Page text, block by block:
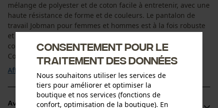
mélange de polyester et de coton facile à entretenir, avec une
haute résistance de forme et de couleurs. Le pantalon de
travail Jobman pour femmes et hommes est à la fois robuste
et élastique, ce qui fait du pantalon de travail 2313 le
complément idéal pour votre tenue de travail actuelle.
Considérant non seulement sa ...
Afficher plus
Avantages du produit
Consentement pour le
traitement des données
Nous souhaitons utiliser les services de
tiers pour améliorer et optimiser la
boutique et nos services (fonctions de
confort, optimisation de la boutique). En